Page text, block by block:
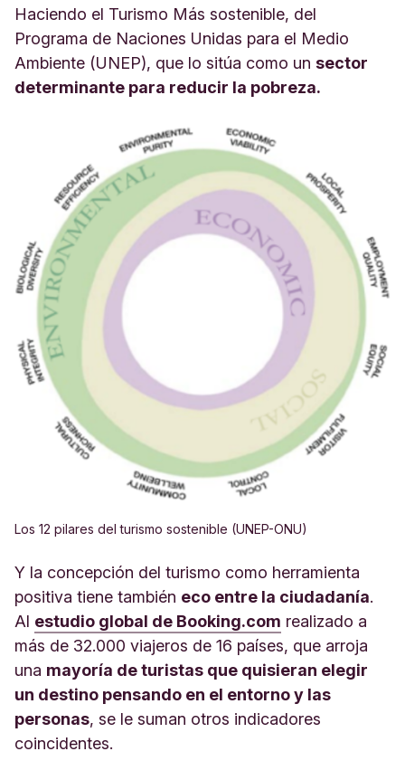
Haciendo el Turismo Más sostenible, del
Programa de Naciones Unidas para el Medio
Ambiente (UNEP), que lo sitúa como un sector
determinante para reducir la pobreza.
Los 12 pilares del turismo sostenible (UNEP-ONU)
Y la concepción del turismo como herramienta
positiva tiene también eco entre la ciudadanía.
Al estudio global de Booking.com realizado a
más de 32.000 viajeros de 16 países, que arroja
una mayoría de turistas que quisieran elegir
un destino pensando en el entorno y las
personas, se le suman otros indicadores
coincidentes.